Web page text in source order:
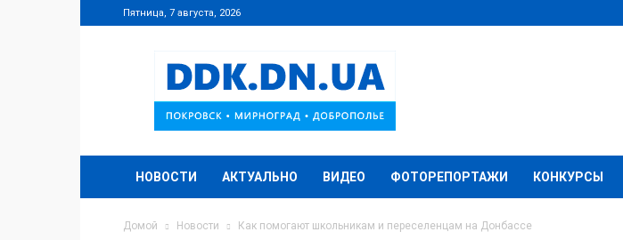
Пятница, 7 августа, 2026
DDK.DN.UA
НОВОСТИ АКТУАЛЬНО ВИДЕО ФОТОРЕПОРТАЖИ КОНКУРСЫ
Домой Новости Как помогают школьникам и переселенцам на Донбассе